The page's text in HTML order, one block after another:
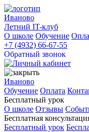
Иваново
Летний IT-клуб
О школе Обучение
+7 (4932) 66-67-55
Обратный звонок
Иваново
Обучение Оплата
Бесплатный урок
О школе Отзывы
Бесплатная
Бесплатный урок